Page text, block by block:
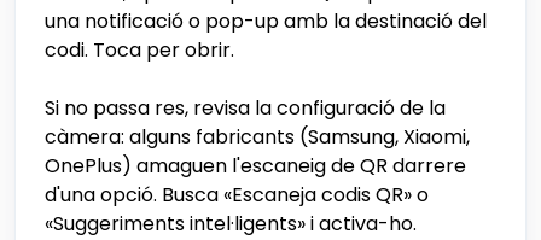
una notificació o pop-up amb la destinació del
codi. Toca per obrir.
Si no passa res, revisa la configuració de la
càmera: alguns fabricants (Samsung, Xiaomi,
OnePlus) amaguen l'escaneig de QR darrere
d'una opció. Busca «Escaneja codis QR» o
«Suggeriments intel·ligents» i activa-ho.